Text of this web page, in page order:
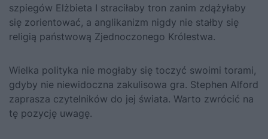
szpiegów Elżbieta I straciłaby tron zanim zdążyłaby
się zorientować, a anglikanizm nigdy nie stałby się
religią państwową Zjednoczonego Królestwa.
Wielka polityka nie mogłaby się toczyć swoimi torami,
gdyby nie niewidoczna zakulisowa gra. Stephen Alford
zaprasza czytelników do jej świata. Warto zwrócić na
tę pozycję uwagę.